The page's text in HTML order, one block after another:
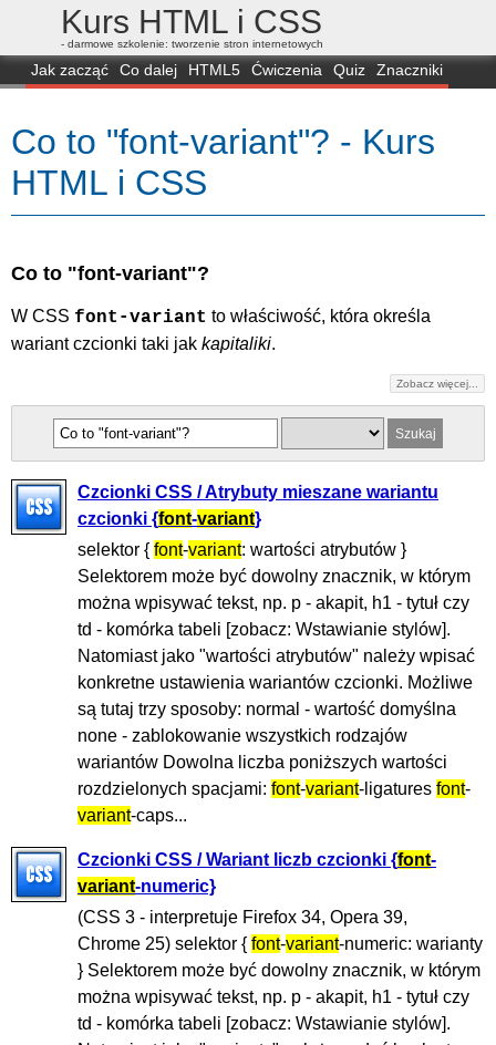
Kurs HTML i CSS
- darmowe szkolenie: tworzenie stron internetowych
Jak zacząć Co dalej HTML5 Ćwiczenia Quiz
Znaczniki
FAQ
Przeglądarki Mapa FORUM
Co to "font-variant"? - Kurs
HTML i CSS
Co to "font-variant"?
W CSS font-variant to właściwość, która określa
wariant czcionki taki jak kapitaliki.
Zobacz więcej...
Czcionki CSS / Atrybuty mieszane wariantu
czcionki {font-variant}
selektor { font-variant: wartości atrybutów }
Selektorem może być dowolny znacznik, w którym
można wpisywać tekst, np. p - akapit, h1 - tytuł czy
td - komórka tabeli [zobacz: Wstawianie stylów].
Natomiast jako "wartości atrybutów" należy wpisać
konkretne ustawienia wariantów czcionki. Możliwe
są tutaj trzy sposoby: normal - wartość domyślna
none - zablokowanie wszystkich rodzajów
wariantów Dowolna liczba poniższych wartości
rozdzielonych spacjami: font-variant-ligatures font-
variant-caps...
Czcionki CSS / Wariant liczb czcionki {font-
variant-numeric}
(CSS 3 - interpretuje Firefox 34, Opera 39,
Chrome 25) selektor { font-variant-numeric: warianty
} Selektorem może być dowolny znacznik, w którym
można wpisywać tekst, np. p - akapit, h1 - tytuł czy
td - komórka tabeli [zobacz: Wstawianie stylów].